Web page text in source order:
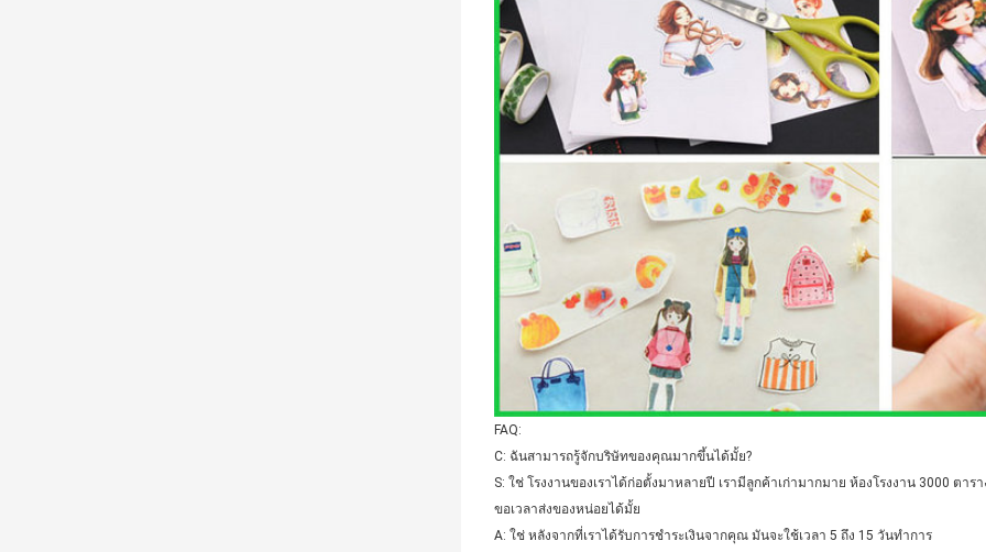
FAQ:
C: ฉันสามารถรู้จักบริษัทของคุณมากขึ้นได้มั้ย?
S: ใช่ โรงงานของเราได้ก่อตั้งมาหลายปี เรามีลูกค้าเก่ามากมาย ห้องโรงงาน 3000 ตาร
ขอเวลาส่งของหน่อยได้มั้ย
A: ใช่ หลังจากที่เราได้รับการชําระเงินจากคุณ มันจะใช้เวลา 5 ถึง 15 วันทําการ